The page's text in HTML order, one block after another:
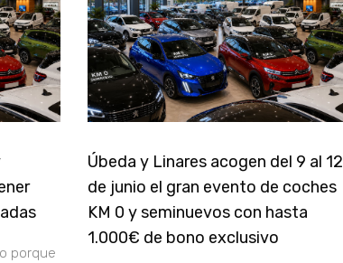
porque
Úbeda y Linares acogen del 9 al 12
de junio el gran evento de coches
KM 0 y seminuevos con hasta
1.000€ de bono exclusivo